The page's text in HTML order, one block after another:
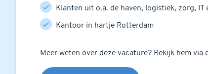
Klanten uit o.a. de haven, logistiek, zorg, IT
Kantoor in hartje Rotterdam
Meer weten over deze vacature? Bekijk hem via